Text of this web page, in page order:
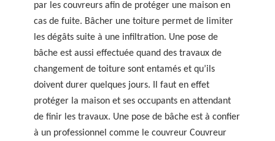
par les couvreurs afin de protéger une maison en
cas de fuite. Bâcher une toiture permet de limiter
les dégâts suite à une infiltration. Une pose de
bâche est aussi effectuée quand des travaux de
changement de toiture sont entamés et qu’ils
doivent durer quelques jours. Il faut en effet
protéger la maison et ses occupants en attendant
de finir les travaux. Une pose de bâche est à confier
à un professionnel comme le couvreur Couvreur